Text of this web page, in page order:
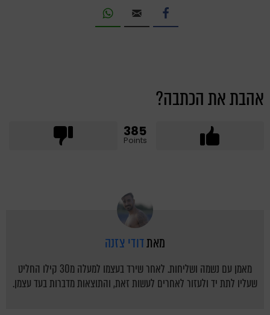
אהבת את הכתבה?
385
Points
מאתדודי צזנה
מאמן עם נשמה ושליחות. לאחר שירד בעצמו למעלה מ30 קילו החליט
שעליו לתת יד ולעזור לאחרים לעשות זאת, והתוצאות מדברות בעד עצמן.